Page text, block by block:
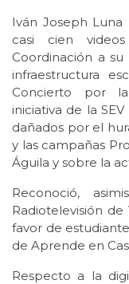
Iván Joseph
casi cien
Coordinación a
infraestructura
Concierto por la
iniciativa de la
dañados por el
y las campañas
Águila y sobre la
Reconoció,
Radiotelevisión
favor de
de Aprende en
Respecto a la